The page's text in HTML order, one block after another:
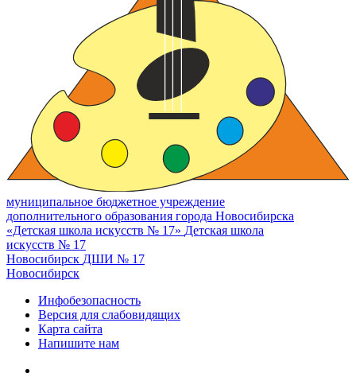
муниципальное бюджетное учреждение
дополнительного образования города Новосибирска
«Детская школа искусств № 17» Детская школа
искусств № 17
Новосибирск ДШИ № 17
Новосибирск
Инфобезопасность
Версия для слабовидящих
Карта сайта
Напишите нам